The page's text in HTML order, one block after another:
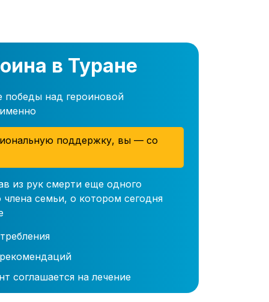
в Туране
победы над героиновой
поддержку, вы — со
из рук смерти еще одного
семьи, о котором сегодня
соглашается на лечение